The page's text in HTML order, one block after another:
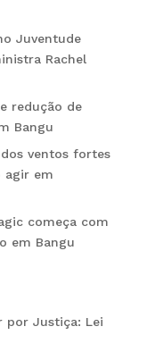
Juventude
Rachel
redução de
Bangu
ventos fortes
agir em
começa com
em Bangu
por Justiça: Lei